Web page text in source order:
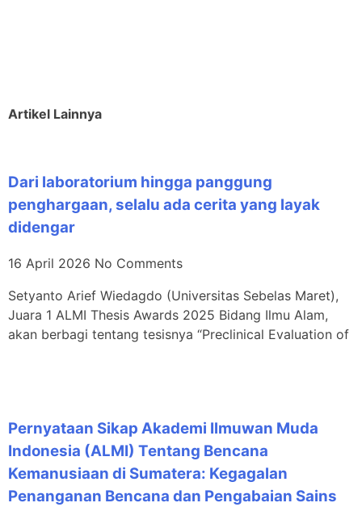
Artikel Lainnya
Dari laboratorium hingga panggung
penghargaan, selalu ada cerita yang layak
didengar
16 April 2026 No Comments
Setyanto Arief Wiedagdo (Universitas Sebelas Maret),
Juara 1 ALMI Thesis Awards 2025 Bidang Ilmu Alam,
akan berbagi tentang tesisnya “Preclinical Evaluation of
Pernyataan Sikap Akademi Ilmuwan Muda
Indonesia (ALMI) Tentang Bencana
Kemanusiaan di Sumatera: Kegagalan
Penanganan Bencana dan Pengabaian Sains